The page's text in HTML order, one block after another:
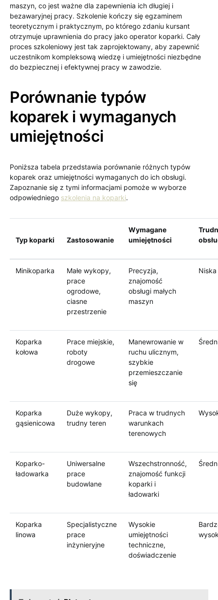
maszyn, co jest ważne dla zapewnienia ich długiej i
bezawaryjnej pracy. Szkolenie kończy się egzaminem
teoretycznym i praktycznym, po którego zdaniu kursant
otrzymuje uprawnienia do pracy jako operator koparki. Cały
proces szkoleniowy jest tak zaprojektowany, aby zapewnić
uczestnikom kompleksową wiedzę i umiejętności niezbędne
do bezpiecznej i efektywnej pracy w zawodzie.
Porównanie typów
koparek i wymaganych
umiejętności
Poniższa tabela przedstawia porównanie różnych typów
koparek oraz umiejętności wymaganych do ich obsługi.
Zapoznanie się z tymi informacjami pomoże w wyborze
odpowiedniego szkolenia na koparki.
Typ koparki Zastosowanie
Wymagane
umiejętności
Minikoparka
Małe wykopy,
prace
ogrodowe,
ciasne
przestrzenie
Precyzja,
znajomość
obsługi małych
maszyn
Niska
Koparka
kołowa
Prace miejskie,
roboty
drogowe
Manewrowanie w
ruchu ulicznym,
szybkie
przemieszczanie
się
Koparka
gąsienicowa
Duże wykopy,
trudny teren
Praca w trudnych
warunkach
terenowych
Koparko-
ładowarka
Uniwersalne
prace
budowlane
Wszechstronność,
znajomość funkcji
koparki i
ładowarki
Koparka
linowa
Specjalistyczne
prace
inżynieryjne
Wysokie
umiejętności
techniczne,
doświadczenie